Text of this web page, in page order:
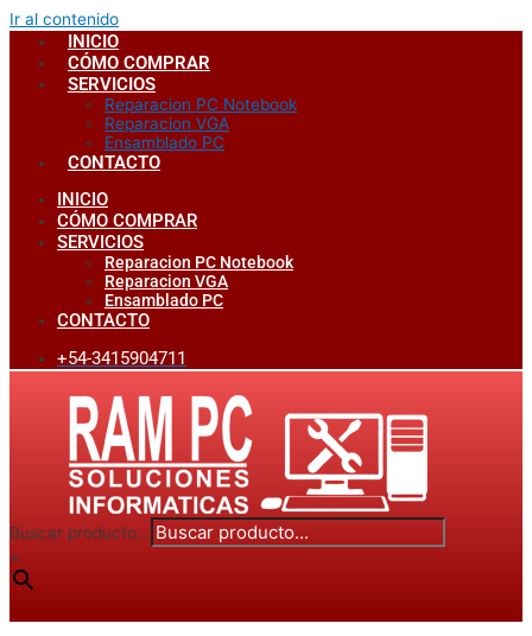
Ir al contenido
INICIO
CÓMO COMPRAR
SERVICIOS
Reparacion PC Notebook
Reparacion VGA
Ensamblado PC
CONTACTO
INICIO
CÓMO COMPRAR
SERVICIOS
Reparacion PC Notebook
Reparacion VGA
Ensamblado PC
CONTACTO
+54-3415904711
Buscar producto...
×